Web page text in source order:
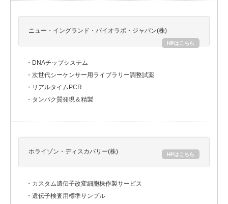
ニュー・イングランド・バイオラボ・ジャパン(株)
HPはこちら
・DNAチップシステム
・次世代シーケンサー用ライブラリー調整試薬
・リアルタイムPCR
・タンパク質発現＆精製
ホライゾン・ディスカバリー(株) HPはこちら
・カスタム遺伝子改変細胞株作製サービス
・遺伝子検査用標準サンプル